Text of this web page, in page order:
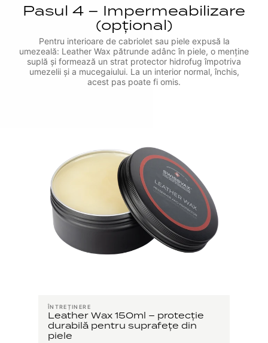
Pasul 4 – Impermeabilizare
(opțional)
Pentru interioare de cabriolet sau piele expusă la
umezeală: Leather Wax pătrunde adânc în piele, o menține
suplă și formează un strat protector hidrofug împotriva
umezelii și a mucegaiului. La un interior normal, închis,
acest pas poate fi omis.
ÎNTREȚINERE
Leather Wax 150ml – protecție
durabilă pentru suprafețe din
piele